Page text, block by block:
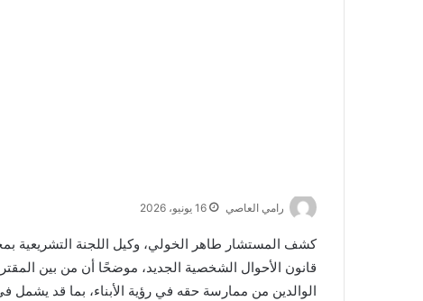
رامي العاصي 16 يونيو، 2026
كشف المستشار طاهر الخولي، وكيل اللجنة
قانون الأحوال الشخصية الجديد، موضحًا أن من بين
الوالدين من ممارسة حقه في رؤية الأبناء، بما قد يشمل